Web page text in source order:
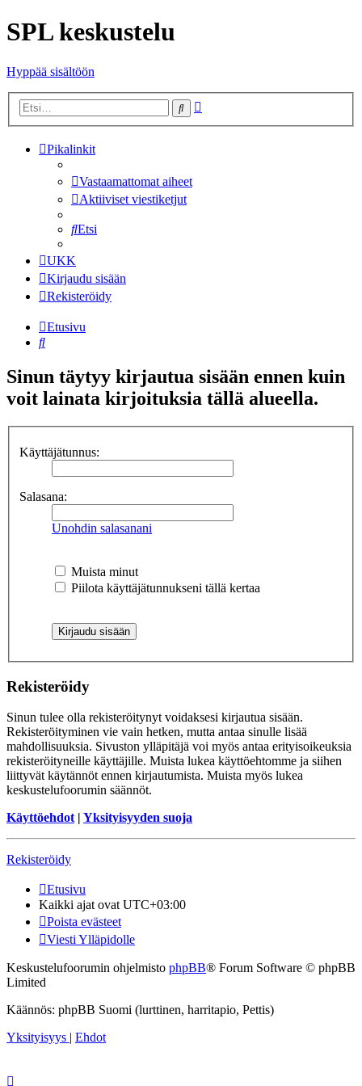
SPL keskustelu
Hyppää sisältöön
Etsi
Pikalinkit
Vastaamattomat aiheet
Aktiiviset viestiketjut
Etsi
UKK
Kirjaudu sisään
Rekisteröidy
Etusivu
Etsi
Sinun täytyy kirjautua sisään ennen kuin
voit lainata kirjoituksia tällä alueella.
Käyttäjätunnus:
Salasana:
Unohdin salasanani
Muista minut
Piilota käyttäjätunnukseni tällä kertaa
Rekisteröidy
Sinun tulee olla rekisteröitynyt voidaksesi kirjautua sisään.
Rekisteröityminen vie vain hetken, mutta antaa sinulle lisää
mahdollisuuksia. Sivuston ylläpitäjä voi myös antaa erityisoikeuksia
rekisteröityneille käyttäjille. Muista lukea käyttöehtomme ja siihen
liittyvät käytännöt ennen kirjautumista. Muista myös lukea
keskustelufoorumin säännöt.
Käyttöehdot | Yksityisyyden suoja
Rekisteröidy
Etusivu
Kaikki ajat ovat UTC+03:00
Poista evästeet
Viesti Ylläpidolle
Keskustelufoorumin ohjelmisto phpBB® Forum Software © phpBB
Limited
Käännös: phpBB Suomi (lurttinen, harritapio, Pettis)
Yksityisyys | Ehdot